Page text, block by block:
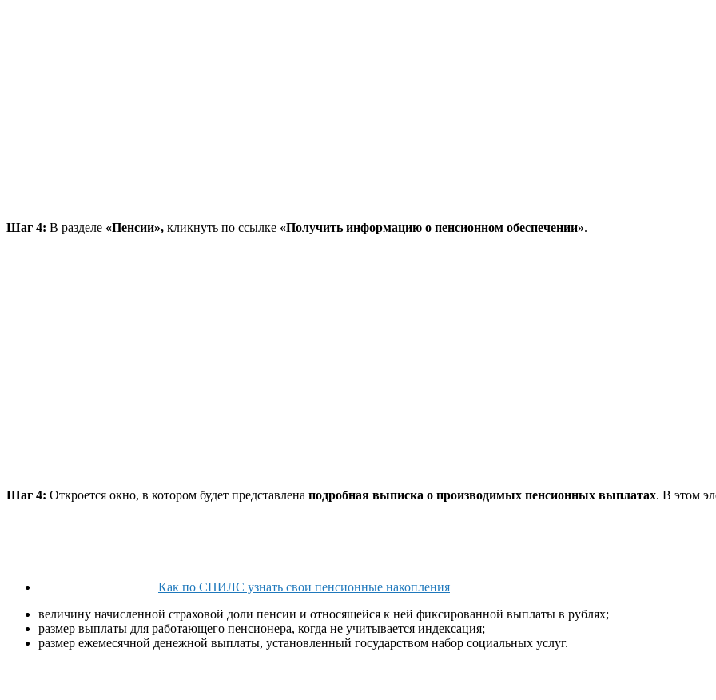
Шаг 4: В разделе «Пенсии», кликнуть по ссылке «Получить информацию о пенсионном обеспечении».
Шаг 4: Откроется окно, в котором будет представлена подробная выписка о производимых пенсионных выплатах. В этом
Как по СНИЛС узнать свои пенсионные накопления
величину начисленной страховой доли пенсии и относящейся к ней фиксированной выплаты в рублях;
размер выплаты для работающего пенсионера, когда не учитывается индексация;
размер ежемесячной денежной выплаты, установленный государством набор социальных услуг.